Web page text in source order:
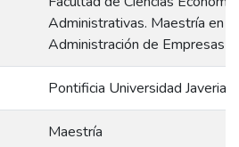
Administrativas. Maestría en
Administración de Empresas
Pontificia Universidad
Maestría